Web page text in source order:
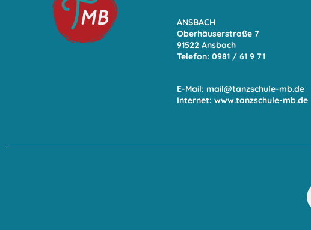
ANSBACH
Oberhäuserstraße 7
91522 Ansbach
Telefon: 0981 / 61 9 71
E-Mail: mail@tanzschule-mb.de
Internet: www.tanzschule-mb.de